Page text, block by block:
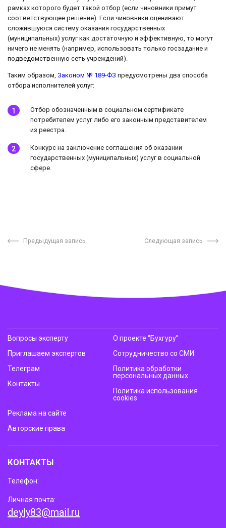
рамках которого будет такой отбор (если чиновники примут
соответствующее решение). Если чиновники оценивают
сложившуюся систему оказания государственных
(муниципальных) услуг как достаточную и эффективную, то могут
ничего не менять (например, использовать только госзадание и
подведомственную сеть учреждений).
Таким образом, Законом № 189-ФЗ предусмотрены два способа
отбора исполнителей услуг:
Отбор обозначенным в социальном сертификате
потребителем услуг либо его законным представителем
из реестра.
Конкурс на заключение соглашения об оказании
государственных (муниципальных) услуг в социальной
сфере.
Предыдущая запись Следующая запись
Вопросы эксперту
Приглашаем экспертов
Телеграм
Контакты
О проекте “Бухгуру”
Сотрудничество со СМИ
Политика обработки
персональных данных
Политика использования
cookies
Реклама на сайте
Авторские права
КОНТАКТЫ
Телефон:
Личная почта:
deyly83@mail.ru